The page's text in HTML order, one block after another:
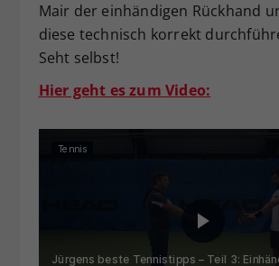
Mair der einhändigen Rückhand
diese technisch korrekt
Seht selbst!
Hier geht es zum Video: